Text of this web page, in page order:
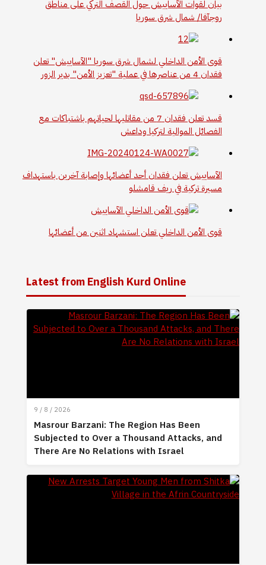
بيان لقوات الآساييش حول القصف التركي على مناطق
روجآفا/ شمال شرق سوريا
قوى الأمن الداخلي لشمال شرق سوريا "الآساييش" تعلن
فقدان 4 من عناصرها في عملية "تعزيز الأمن" بدير الزور
قسد تعلن فقدان 7 من مقاتليها لحياتهم باشتباكات مع
الفصائل الموالية لتركيا وداعش
الآساييش تعلن فقدان أحد أعضائها وإصابة آخرين باستهداف
مسيرة تركية في ريف قامشلو
قوى الأمن الداخلي تعلن استشهاد اثنين من أعضائها
Latest from English Kurd Online
9 / 8 / 2026
Masrour Barzani: The Region Has Been
Subjected to Over a Thousand Attacks, and
There Are No Relations with Israel